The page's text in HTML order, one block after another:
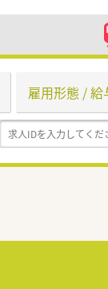
雇用形態 / 給